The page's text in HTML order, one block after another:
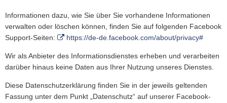
Informationen dazu, wie Sie über Sie vorhandene Informationen
verwalten oder löschen können, finden Sie auf folgenden Facebook
Support-Seiten:
https://de-de.facebook.com/about/privacy#
Wir als Anbieter des Informationsdienstes erheben und verarbeiten
darüber hinaus keine Daten aus Ihrer Nutzung unseres Dienstes.
Diese Datenschutzerklärung finden Sie in der jeweils geltenden
Fassung unter dem Punkt „Datenschutz“ auf unserer Facebook-